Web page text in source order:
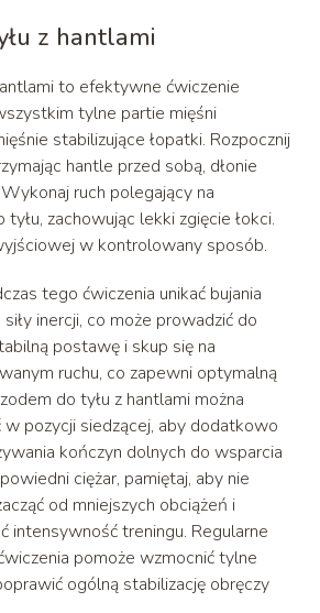
z hantlami
to efektywne ćwiczenie
tylne partie mięśni
stabilizujące łopatki. Rozpocznij
hantle przed sobą, dłonie
ruch polegający na
zachowując lekki zgięcie łokci.
w kontrolowany sposób.
tego ćwiczenia unikać bujania
inercji, co może prowadzić do
postawę i skup się na
ruchu, co zapewni optymalną
do tyłu z hantlami można
pozycji siedzącej, aby dodatkowo
kończyn dolnych do wsparcia
ciężar, pamiętaj, aby nie
od mniejszych obciążeń i
intensywność treningu. Regularne
pomoże wzmocnić tylne
ogólną stabilizację obręczy